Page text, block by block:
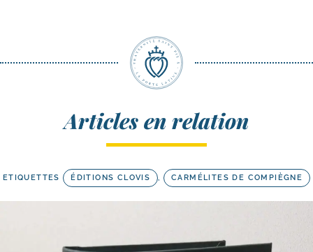
Articles en relation
ETIQUETTES ÉDITIONS CLOVIS , CARMÉLITES DE COMPIÈGNE